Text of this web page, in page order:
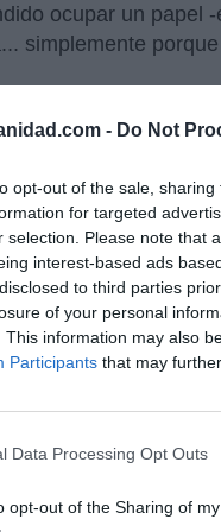
- Do Not
opt-out of the sale,
for targeted
selection. Please note that
interest-based ads
to third parties
of your personal
This information may also
Participants that may
Data Processing Opt Outs
opt-out of the Sharing of
ocupar un papel
simplemente
Sánchez
así se
sino
papel para el que
en un referente
como
así como su
un perfil de
del juez
más vergüenza que